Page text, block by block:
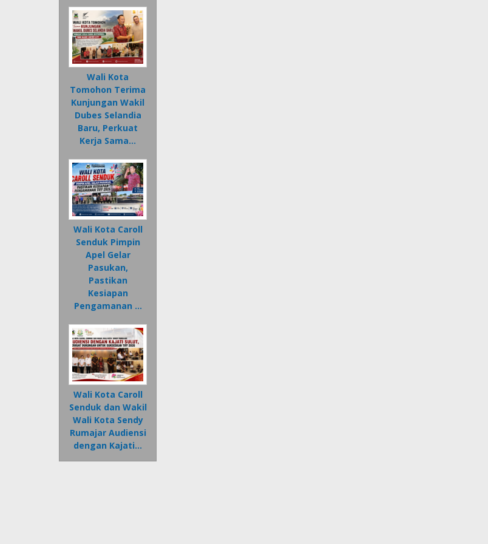
Wali Kota
Tomohon Terima
Kunjungan Wakil
Dubes Selandia
Baru, Perkuat
Kerja Sama…
Wali Kota Caroll
Senduk Pimpin
Apel Gelar
Pasukan,
Pastikan
Kesiapan
Pengamanan …
Wali Kota Caroll
Senduk dan Wakil
Wali Kota Sendy
Rumajar Audiensi
dengan Kajati…